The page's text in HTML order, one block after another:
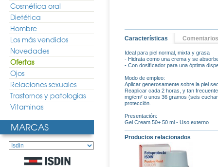
Cosmética oral
Dietética
Hombre
Los más vendidos
Novedades
Ofertas
Ojos
Relaciones sexuales
Trastornos y patologias
Vitaminas
MARCAS
Características Comentarios
Ideal para piel normal, mixta y grasa
- Hidrata como una crema y se
- Con dosiﬁcador para una óptima
Modo de empleo:
Aplicar generosamente sobre la piel
Reaplicar cada 2 horas, y tan
mg/cm² o unos 36 gramos (seis
protección.
Presentación:
Gel Cream 50+ 50 ml - Uso externo
Productos relacionados